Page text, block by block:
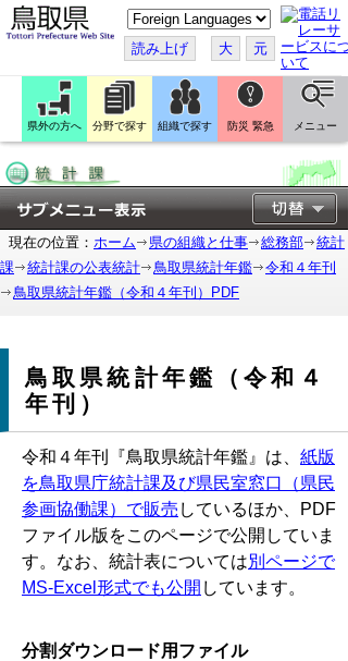
こ
の
ペ
ー
ジ
翻
訳
す
読み上げ 大 元
県外の方へ 分野で探す 組織で探す 防災 緊急 メニュー
現在の位置： ホーム 県の組織と仕事 総務部
統計
課
統計課の公表統計 鳥取県統計年鑑
令和４年刊
鳥取県統計年鑑（令和４年刊）PDF
鳥取県統計年鑑（令和４
年刊）
令和４年刊『鳥取県統計年鑑』は、 紙版
を鳥取県庁統計課及び県民室窓口（県民
参画協働課）で販売 しているほか、PDF
ファイル版をこのページで公開していま
す。なお、統計表については別ページで
MS-Excel形式でも公開 しています。
分割ダウンロード用ファイル